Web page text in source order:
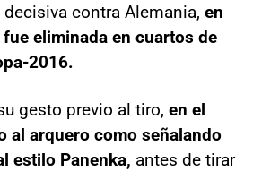
contra Alemania, en
eliminada en cuartos de
2016.
gesto previo al tiro, en el
al arquero como señalando
estilo Panenka, antes de tirar